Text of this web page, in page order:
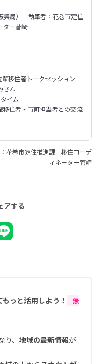
興局）　執筆者：花巻市定住
ター菅崎
移住者トークセッション
さん
イム
移住者・市町担当者との交流
花巻市定住推進課 移住コーデ
ィネーター菅崎
アする
っと活用しよう！
無
、 地域の最新情報が